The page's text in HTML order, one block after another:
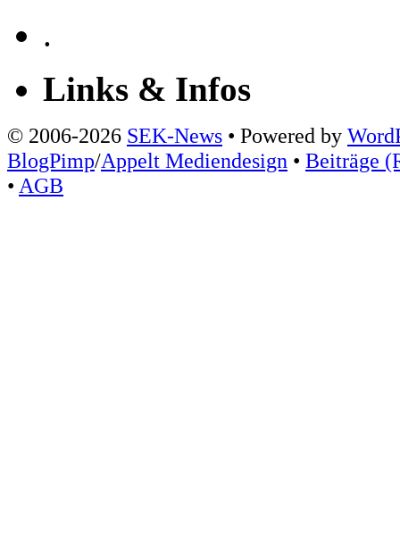
.
Links & Infos
© 2006-2026 SEK-News • Powered by
BlogPimp/Appelt Mediendesign • Beiträge
• AGB